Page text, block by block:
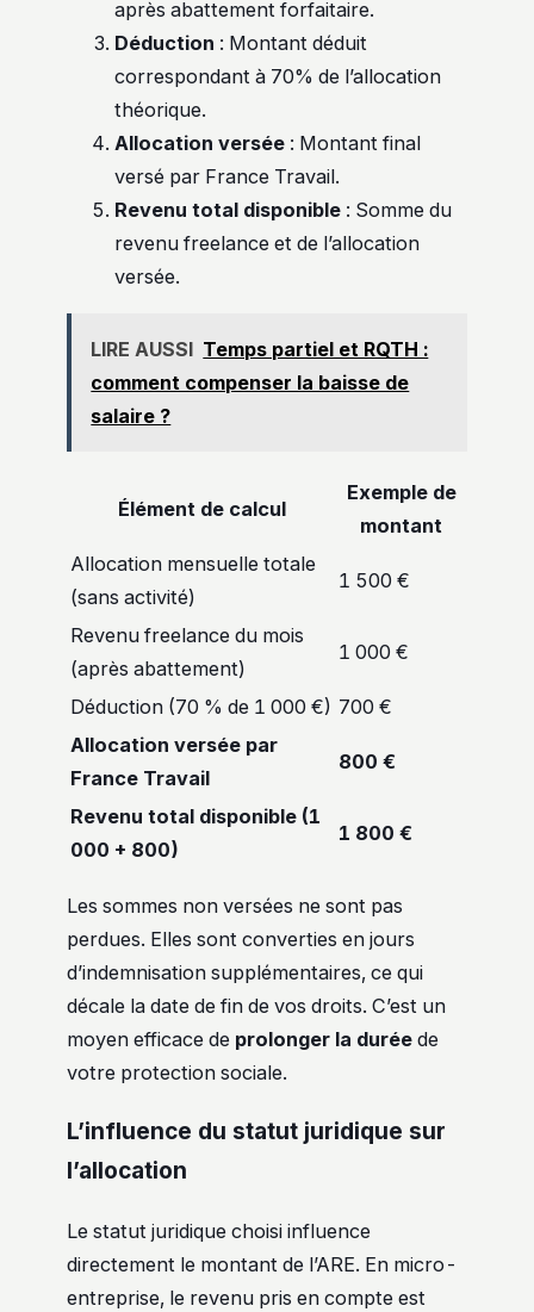
après abattement forfaitaire.
Déduction : Montant déduit
correspondant à 70% de l’allocation
théorique.
Allocation versée : Montant final
versé par France Travail.
Revenu total disponible : Somme du
revenu freelance et de l’allocation
versée.
LIRE AUSSI Temps partiel et RQTH :
comment compenser la baisse de
salaire ?
Élément de calcul
Exemple de
montant
Allocation mensuelle totale
(sans activité)
1 500 €
Revenu freelance du mois
(après abattement)
1 000 €
Déduction (70 % de 1 000 €) 700 €
Allocation versée par
France Travail
800 €
Revenu total disponible (1
000 + 800)
1 800 €
Les sommes non versées ne sont pas
perdues. Elles sont converties en jours
d’indemnisation supplémentaires, ce qui
décale la date de fin de vos droits. C’est un
moyen efficace de prolonger la durée de
votre protection sociale.
L’influence du statut juridique sur
l’allocation
Le statut juridique choisi influence
directement le montant de l’ARE. En micro-
entreprise, le revenu pris en compte est